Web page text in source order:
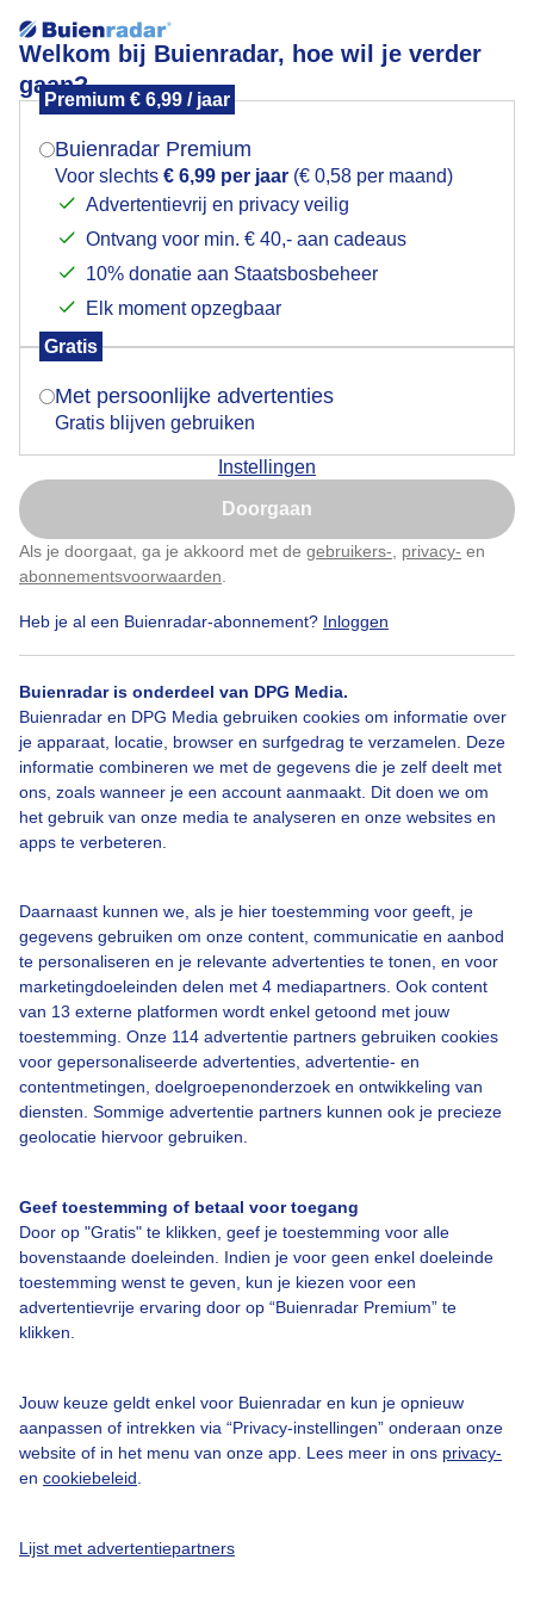
Welkom bij Buienradar, hoe wil je verder
gaan?
Premium € 6,99 / jaar
Buienradar Premium
Voor slechts € 6,99 per jaar (€ 0,58 per maand)
Advertentievrij en privacy veilig
Ontvang voor min. € 40,- aan cadeaus
10% donatie aan Staatsbosbeheer
Elk moment opzegbaar
Gratis
Met persoonlijke advertenties
Gratis blijven gebruiken
Instellingen
Doorgaan
Als je doorgaat, ga je akkoord met de gebruikers- privacy- en
abonnementsvoorwaarden
Heb je al een Buienradar-abonnement? Inloggen
Buienradar is onderdeel van DPG Media.
Buienradar en DPG Media gebruiken cookies om informatie over
je apparaat, locatie, browser en surfgedrag te verzamelen. Deze
informatie combineren we met de gegevens die je zelf deelt met
ons, zoals wanneer je een account aanmaakt. Dit doen we om
het gebruik van onze media te analyseren en onze websites en
apps te verbeteren.
Daarnaast kunnen we, als je hier toestemming voor geeft, je
gegevens gebruiken om onze content, communicatie en aanbod
te personaliseren en je relevante advertenties te tonen, en voor
marketingdoeleinden delen met 4 mediapartners. Ook content
van 13 externe platformen wordt enkel getoond met jouw
toestemming. Onze 114 advertentie partners gebruiken cookies
voor gepersonaliseerde advertenties, advertentie- en
contentmetingen, doelgroepenonderzoek en ontwikkeling van
diensten. Sommige advertentie partners kunnen ook je precieze
geolocatie hiervoor gebruiken.
Geef toestemming of betaal voor toegang
Door op "Gratis" te klikken, geef je toestemming voor alle
bovenstaande doeleinden. Indien je voor geen enkel doeleinde
toestemming wenst te geven, kun je kiezen voor een
advertentievrije ervaring door op “Buienradar Premium” te
klikken.
Jouw keuze geldt enkel voor Buienradar en kun je opnieuw
aanpassen of intrekken via “Privacy-instellingen” onderaan onze
website of in het menu van onze app. Lees meer in ons privacy-
en cookiebeleid
Lijst met advertentiepartners
Aardappeloogst Exloo
Herfst
Een moment geduld aub...
Over Buienradar
Bedrijfsgegevens
Veelgestelde vragen
Toegankelijkheid
Gebruikersvoorwaarden
Adverteren
Mogen we je locatie gebruiken voor het
Indien je hier nog geen akkoord op hebt gegeven,
verschijnt er zo een pop-up uit je browser waarin
Is goed, toon de popup
Nu niet, misschien later
Klik hierom dit aan te passen